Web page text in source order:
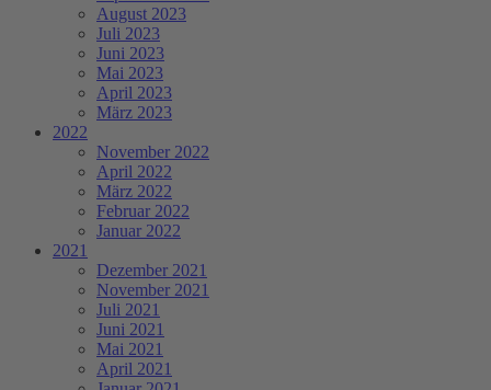
August 2023
Juli 2023
Juni 2023
Mai 2023
April 2023
März 2023
2022
November 2022
April 2022
März 2022
Februar 2022
Januar 2022
2021
Dezember 2021
November 2021
Juli 2021
Juni 2021
Mai 2021
April 2021